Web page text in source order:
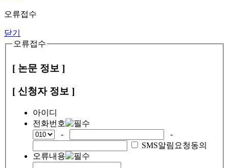
오류접수
닫기
오류접수
[ 논문 정보 ]
[ 신청자 정보 ]
아이디
전화번호
-
-
SMS알림요청동의
오류내용